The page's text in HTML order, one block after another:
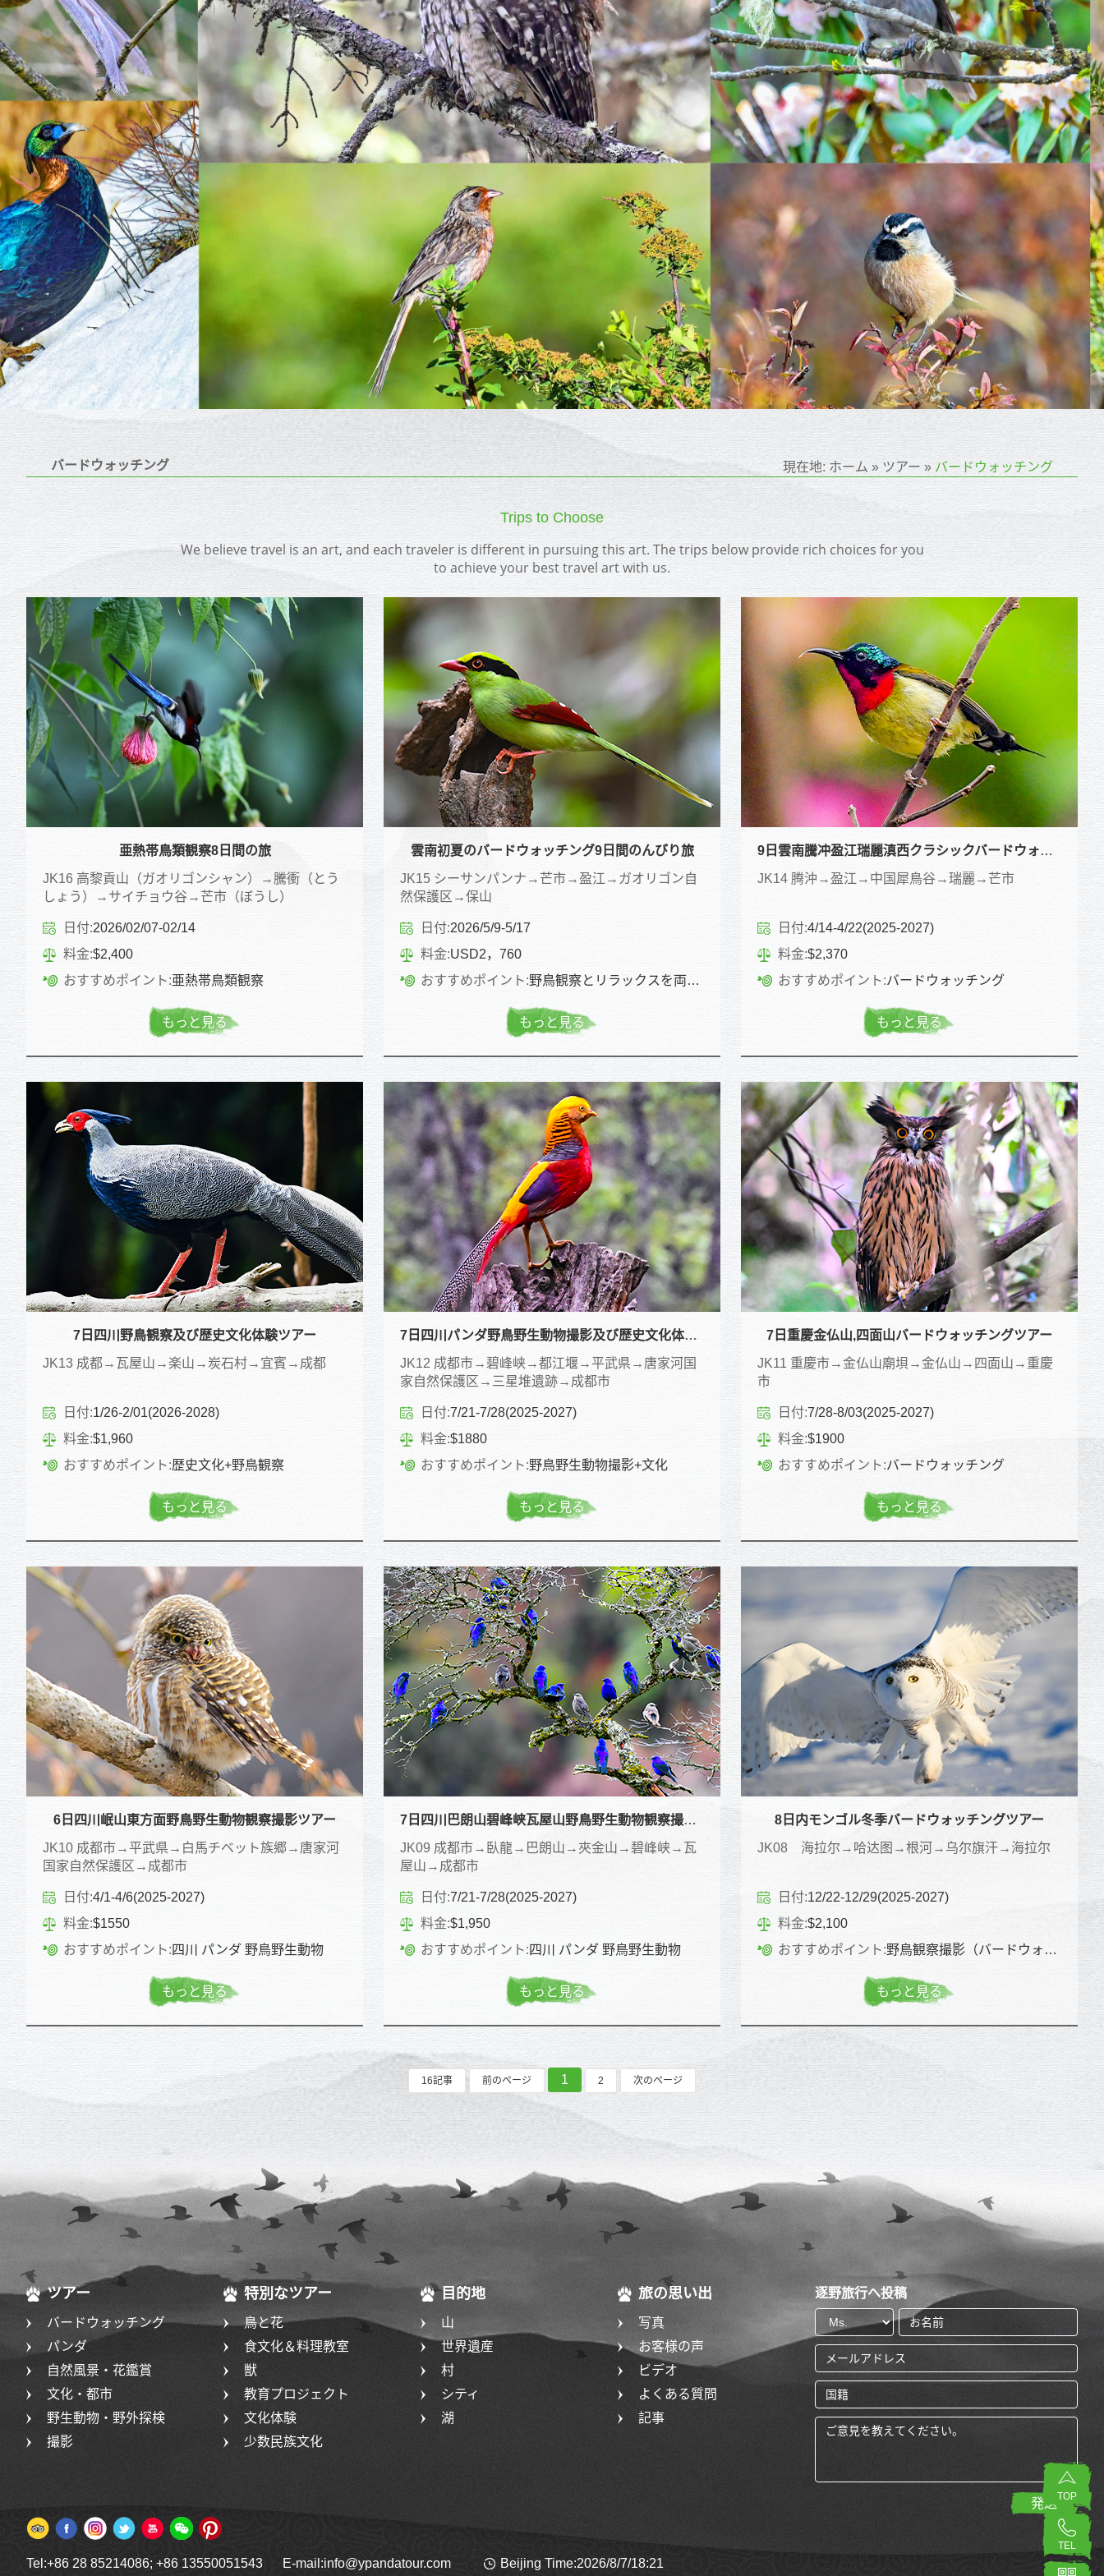
バードウォッチング 現在地: ホーム » ツアー » バードウォッチング
Trips to Choose
We believe travel is an art, and each traveler is different in pursuing this art. The trips below provide rich choices for you
to achieve your best travel art with us.
亜熱帯鳥類観察8日間の旅
JK16 高黎貢山（ガオリゴンシャン）→騰衝（とう
しょう）→サイチョウ谷→芒市（ぼうし）
日付:2026/02/07-02/14
料金:$2,400
おすすめポイント:亜熱帯鳥類観察
もっと見る
雲南初夏のバードウォッチング9日間のんびり旅
JK15 シーサンパンナ→芒市→盈江→ガオリゴン自
然保護区→保山
日付:2026/5/9-5/17
料金:USD2，760
おすすめポイント:野鳥観察とリラックスを両立させた雲南ならではの旅です
もっと見る
9日雲南騰冲盈江瑞麗滇西クラシックバードウォッチングコース
JK14 腾沖→盈江→中国犀鳥谷→瑞麗→芒市
日付:4/14-4/22(2025-2027)
料金:$2,370
おすすめポイント:バードウォッチング
もっと見る
7日四川野鳥観察及び歴史文化体験ツアー
JK13 成都→瓦屋山→楽山→炭石村→宜賓→成都
日付:1/26-2/01(2026-2028)
料金:$1,960
おすすめポイント:歴史文化+野鳥観察
もっと見る
7日四川パンダ野鳥野生動物撮影及び歴史文化体験ツアー
JK12 成都市→碧峰峡→都江堰→平武県→唐家河国
家自然保護区→三星堆遺跡→成都市
日付:7/21-7/28(2025-2027)
料金:$1880
おすすめポイント:野鳥野生動物撮影+文化
もっと見る
7日重慶金仏山,四面山バードウォッチングツアー
JK11 重慶市→金仏山廟垻→金仏山→四面山→重慶
市
日付:7/28-8/03(2025-2027)
料金:$1900
おすすめポイント:バードウォッチング
もっと見る
6日四川岷山東方面野鳥野生動物観察撮影ツアー
JK10 成都市→平武県→白馬チベット族郷→唐家河
国家自然保護区→成都市
日付:4/1-4/6(2025-2027)
料金:$1550
おすすめポイント:四川 パンダ 野鳥野生動物
もっと見る
7日四川巴朗山碧峰峡瓦屋山野鳥野生動物観察撮影ツアー
JK09 成都市→臥龍→巴朗山→夾金山→碧峰峡→瓦
屋山→成都市
日付:7/21-7/28(2025-2027)
料金:$1,950
おすすめポイント:四川 パンダ 野鳥野生動物
もっと見る
8日内モンゴル冬季バードウォッチングツアー
JK08 海拉尔→哈达图→根河→乌尔旗汗→海拉尔
日付:12/22-12/29(2025-2027)
料金:$2,100
おすすめポイント:野鳥観察撮影（バードウォッチング）
もっと見る
16記事 前のページ 1 2 次のページ
ツアー
バードウォッチング
パンダ
自然風景・花鑑賞
文化・都市
野生動物・野外探検
撮影
特別なツアー
鳥と花
食文化＆料理教室
獣
教育プロジェクト
文化体験
少数民族文化
目的地
山
世界遺産
村
シティ
湖
旅の思い出
写真
お客様の声
ビデオ
よくある質問
記事
逐野旅行へ投稿
Tel:+86 28 85214086; +86 13550051543 E-mail:info@ypandatour.com Beijing Time:2026/8/7/18:21
TOP
TEL